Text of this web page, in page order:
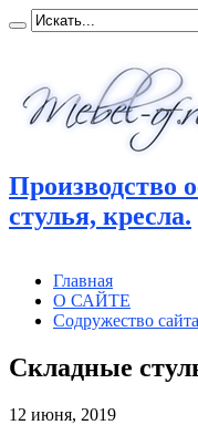
Производство
стулья, кресла.
Главная
О САЙТЕ
Содружество сайта
Складные
12 июня, 2019